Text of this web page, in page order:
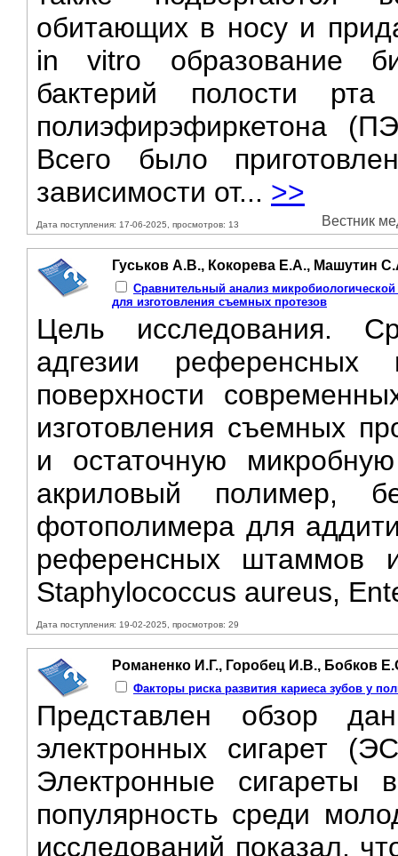
обитающих в носу и
in vitro образование
бактерий полости
полиэфирэфиркетона
Всего было
зависимости от... >>
Дата поступления: 17-06-2025, просмотров: 13 Вестник
Гуськов А.В., Кокорева Е.А., Машутин
Сравнительный анализ
для изготовления съемных протезов
Цель исследования.
адгезии референсных
поверхности
изготовления съемных
и остаточную
акриловый полимер,
фотополимера для
референсных штаммов
Staphylococcus aureus,
Дата поступления: 19-02-2025, просмотров: 29
Романенко И.Г., Горобец И.В., Бобков
Факторы риска развития кариеса зубов у
Представлен обзор
электронных сигарет
Электронные сигареты
популярность среди
исследований показал,